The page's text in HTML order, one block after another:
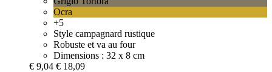
Ocra
+5
Style campagnard rustique
Robuste et va au four
Dimensions : 32 x 8 cm
€ 9,04 € 18,09